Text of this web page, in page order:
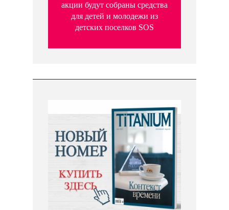
акции будут собраны средства
для детей и молодежи из
детских поселков SOS